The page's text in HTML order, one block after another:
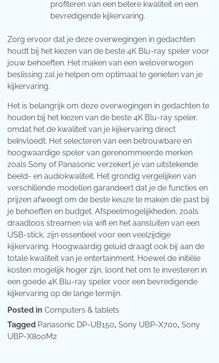
profiteren van een betere kwaliteit en een
bevredigende kijkervaring.
Zorg ervoor dat je deze overwegingen in gedachten
houdt bij het kiezen van de beste 4K Blu-ray speler voor
jouw behoeften. Het maken van een weloverwogen
beslissing zal je helpen om optimaal te genieten van je
kijkervaring.
Het is belangrijk om deze overwegingen in gedachten te
houden bij het kiezen van de beste 4K Blu-ray speler,
omdat het de kwaliteit van je kijkervaring direct
beïnvloedt. Het selecteren van een betrouwbare en
hoogwaardige speler van gerenommeerde merken
zoals Sony of Panasonic verzekert je van uitstekende
beeld- en audiokwaliteit. Het grondig vergelijken van
verschillende modellen garandeert dat je de functies en
prijzen afweegt om de beste keuze te maken die past bij
je behoeften en budget. Afspeelmogelijkheden, zoals
draadloos streamen via wifi en het aansluiten van een
USB-stick, zijn essentieel voor een veelzijdige
kijkervaring. Hoogwaardig geluid draagt ook bij aan de
totale kwaliteit van je entertainment. Hoewel de initiële
kosten mogelijk hoger zijn, loont het om te investeren in
een goede 4K Blu-ray speler voor een bevredigende
kijkervaring op de lange termijn.
Posted in Computers & tablets
Tagged Panasonic DP-UB150, Sony UBP-X700, Sony
UBP-X800M2